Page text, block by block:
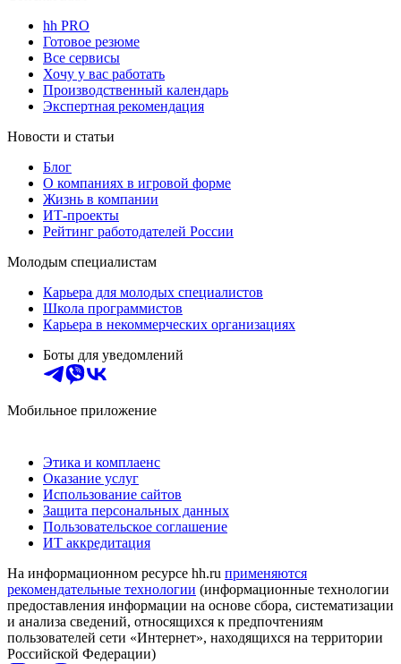
hh PRO
Готовое резюме
Все сервисы
Хочу у вас работать
Производственный календарь
Экспертная рекомендация
Новости и статьи
Блог
О компаниях в игровой форме
Жизнь в компании
ИТ-проекты
Рейтинг работодателей России
Молодым специалистам
Карьера для молодых специалистов
Школа программистов
Карьера в некоммерческих организациях
Боты для уведомлений
Мобильное приложение
Этика и комплаенс
Оказание услуг
Использование сайтов
Защита персональных данных
Пользовательское соглашение
ИТ аккредитация
На информационном ресурсе hh.ru применяются
рекомендательные технологии (информационные технологии
предоставления информации на основе сбора, систематизации
и анализа сведений, относящихся к предпочтениям
пользователей сети «Интернет», находящихся на территории
Российской Федерации)